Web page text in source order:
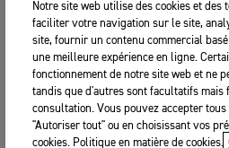
Notre site web utilise des cookies et
faciliter votre navigation sur le site,
site, fournir un contenu commercial
une meilleure expérience en ligne.
fonctionnement de notre site web et ne
tandis que d'autres sont facultatifs mais
consultation. Vous pouvez accepter
"Autoriser tout" ou en choisissant vos
cookies. Politique en matière de cookies.